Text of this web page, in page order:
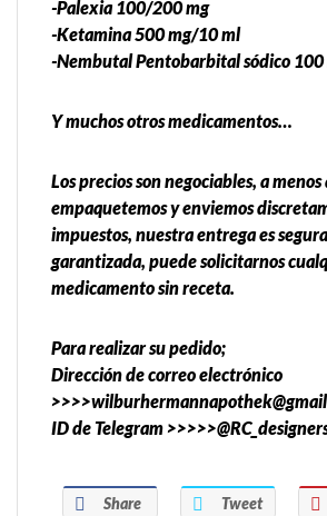
-Palexia 100/200 mg
-Ketamina 500 mg/10 ml
-Nembutal Pentobarbital sódico 100
Y muchos otros medicamentos…
Los precios son negociables, a menos
empaquetemos y enviemos
impuestos, nuestra entrega es
garantizada, puede solicitarnos
medicamento sin receta.
Para realizar su pedido;
Dirección de correo electrónico
ID de Telegram
Share Tweet